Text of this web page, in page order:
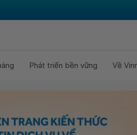
Phát triển bền vững Về